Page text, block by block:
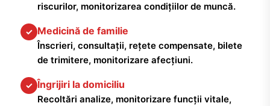
riscurilor, monitorizarea condițiilor de muncă.
✓ Medicină de familie
Înscrieri, consultații, rețete compensate, bilete
de trimitere, monitorizare afecțiuni.
✓ Îngrijiri la domiciliu
Recoltări analize, monitorizare funcții vitale,